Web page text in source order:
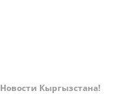
Новости Кыргызстана!